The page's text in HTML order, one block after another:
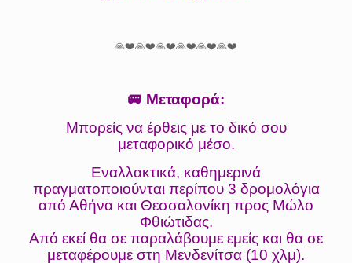
🙏❤️🙏❤️🙏❤️🙏❤️🙏❤️🙏❤️
🚐 Μεταφορά:
Μπορείς να έρθεις με το δικό σου
μεταφορικό μέσο.
Εναλλακτικά, καθημερινά
πραγματοποιούνται περίπου 3 δρομολόγια
από Αθήνα και Θεσσαλονίκη προς Μώλο
Φθιώτιδας.
Από εκεί θα σε παραλάβουμε εμείς και θα σε
μεταφέρουμε στη Μενδενίτσα (10 χλμ).